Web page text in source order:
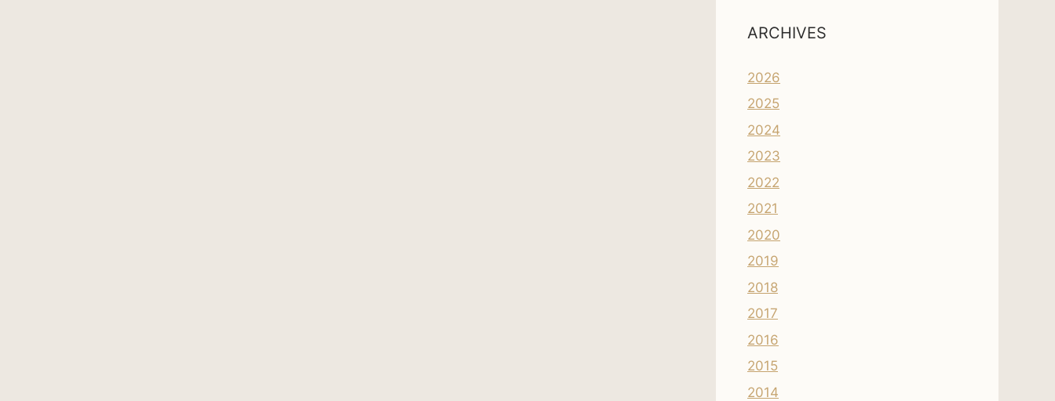
ARCHIVES
2026
2025
2024
2023
2022
2021
2020
2019
2018
2017
2016
2015
2014